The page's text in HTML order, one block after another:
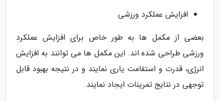
افزایش عملکرد ورزشی
بعضی از مکمل ها به طور خاص برای افزایش عملکرد
ورزشی طراحی شده اند. این مکمل ها می توانند به افزایش
انرژی، قدرت و استقامت یاری نمایند و در نتیجه بهبود قابل
توجهی در نتایج تمرینات ایجاد نمایند.